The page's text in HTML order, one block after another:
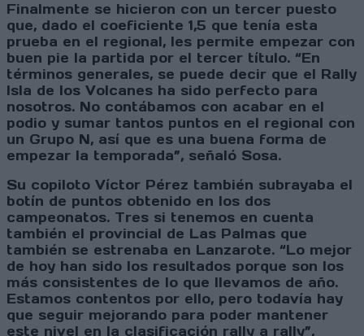
Finalmente se hicieron con un tercer puesto
que, dado el coeficiente 1,5 que tenía esta
prueba en el regional, les permite empezar con
buen pie la partida por el tercer título. “En
términos generales, se puede decir que el Rally
Isla de los Volcanes ha sido perfecto para
nosotros. No contábamos con acabar en el
podio y sumar tantos puntos en el regional con
un Grupo N, así que es una buena forma de
empezar la temporada”, señaló Sosa.
Su copiloto Víctor Pérez también subrayaba el
botín de puntos obtenido en los dos
campeonatos. Tres si tenemos en cuenta
también el provincial de Las Palmas que
también se estrenaba en Lanzarote. “Lo mejor
de hoy han sido los resultados porque son los
más consistentes de lo que llevamos de año.
Estamos contentos por ello, pero todavía hay
que seguir mejorando para poder mantener
este nivel en la clasificación rally a rally”,